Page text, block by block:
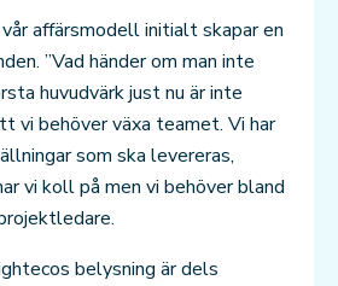
affärsmodell initialt skapar en
”Vad händer om man inte
huvudvärk just nu är inte
vi behöver växa teamet. Vi har
som ska levereras,
vi koll på men vi behöver bland
belysning är dels